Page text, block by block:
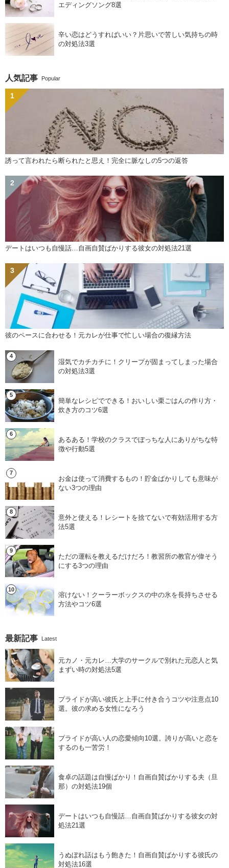
エディングソング8選
辛い恋はどうすればいい？片思いで苦しい気持ちの時
の対処法3選
人気記事 Popular
誘って言われたら断られたと思え！完全に脈なしの5つの返答
デートはいつも自慢話…自画自賛ばかりする彼女の対処法21選
彼のペースに合わせる！元カレが仕事で忙しい場合の復縁方法
湿気でカチカチに！クリープが固まってしまった場合
の対処法3選
簡単なレシピでできる！おいしい栗ごはんの作り方・
炊き方のコツ6選
あるある！学校のクラスでぼっちな人にありがちな特
徴や行動5選
お金は使って消費するもの！貯金ばかりしても意味が
ない3つの理由
意外と使える！レシートを捨てないで有効活用する方
法5選
ただの運転を教えるだけだろ！教習所の教官が偉そう
にする3つの理由
溶けない！クーラーボックスの中の氷を長持ちさせる
方法やコツ6選
最新記事 Latest
元カノ・元カレ…大学のサークルで別れた元恋人と気
まずい時の対処法5選
プライドが高い彼氏と上手に付き合うコツや注意点10
選。彼の求める女性になろう
プライドが高い人の恋愛傾向10選。誇りが高いと恋を
するのも一苦労！
食卓の話題は自慢ばかり！自画自賛ばかりする夫（旦
那）の対処法19個
デートはいつも自慢話…自画自賛ばかりする彼女の対
処法21選
うぬぼれ話はもう飽きた！自画自賛ばかりする彼氏の
対処法16選